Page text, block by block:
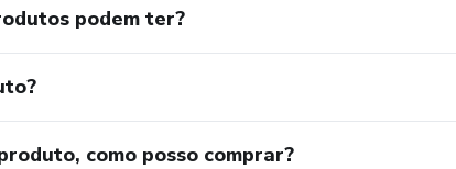
podem ter?
como posso comprar?